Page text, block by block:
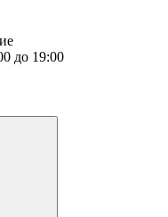
до 19:00